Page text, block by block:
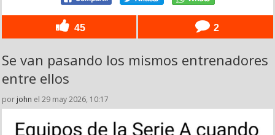
45 2
Se van pasando los mismos entrenadores
entre ellos
por john el 29 may 2026, 10:17